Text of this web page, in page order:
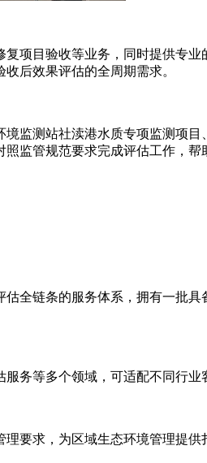
目验收等业务，同时提供专业
后效果评估的全周期需求。
测站社渎港水质专项监测项目
监管规范要求完成评估工作，
链条的服务体系，拥有一批具
等多个领域，可适配不同行业
求，为区域生态环境管理提供